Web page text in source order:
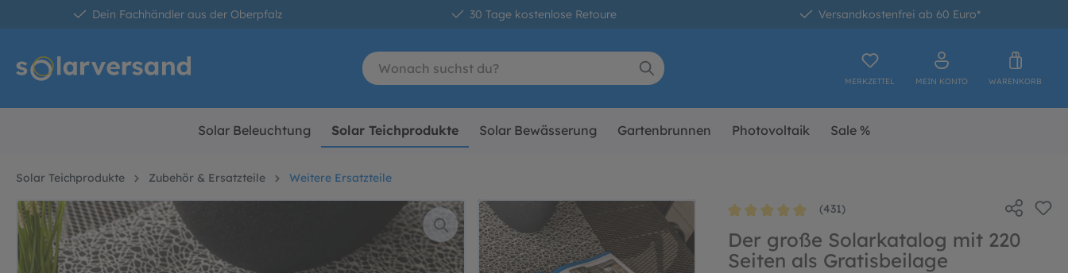
Zur Hauptnavigation springen
Dein Fachhändler aus der Oberpfalz 30 Tage kostenlose Retoure Versandkostenfrei ab 60 Euro*
MERKZETTEL MEIN KONTO WARENKORB
Solar Beleuchtung Solar Teichprodukte Solar Bewässerung Gartenbrunnen Photovoltaik Sale %
Solar Teichprodukte Zubehör & Ersatzteile Weitere Ersatzteile
(431)
Der große Solarkatalog mit 220
Seiten als Gratisbeilage